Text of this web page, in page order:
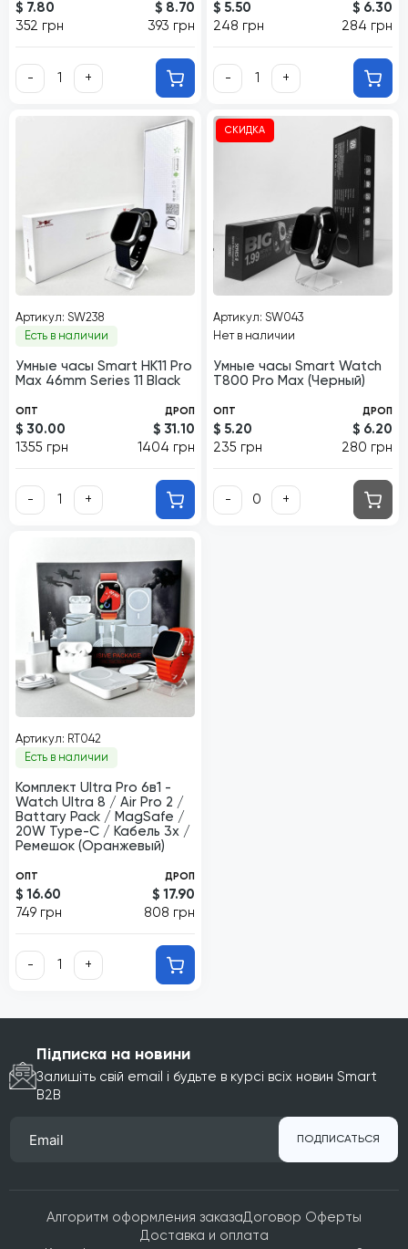
$ 7.80
352 грн
$ 8.70
393 грн
- +
$ 5.50
248 грн
$ 6.30
284 грн
- +
Артикул: SW238
Есть в наличии
Умные часы Smart HK11 Pro
Max 46mm Series 11 Black
ОПТ
$ 30.00
1355 грн
ДРОП
$ 31.10
1404 грн
- +
СКИДКА
Артикул: SW043
Нет в наличии
Умные часы Smart Watch
Т800 Pro Max (Черный)
ОПТ
$ 5.20
235 грн
ДРОП
$ 6.20
280 грн
- +
Артикул: RT042
Есть в наличии
Комплект Ultrа Pro 6в1 -
Watch Ultra 8 / Air Pro 2 /
Battary Pack / MagSafe /
20W Type-С / Кабель 3х /
Ремешок (Оранжевый)
ОПТ
$ 16.60
749 грн
ДРОП
$ 17.90
808 грн
- +
Підписка на новини
Залишіть свій email і будьте в курсі всіх новин Smart
B2B
ПОДПИСАТЬСЯ
Алгоритм оформления заказаДоговор Оферты
Доставка и оплата